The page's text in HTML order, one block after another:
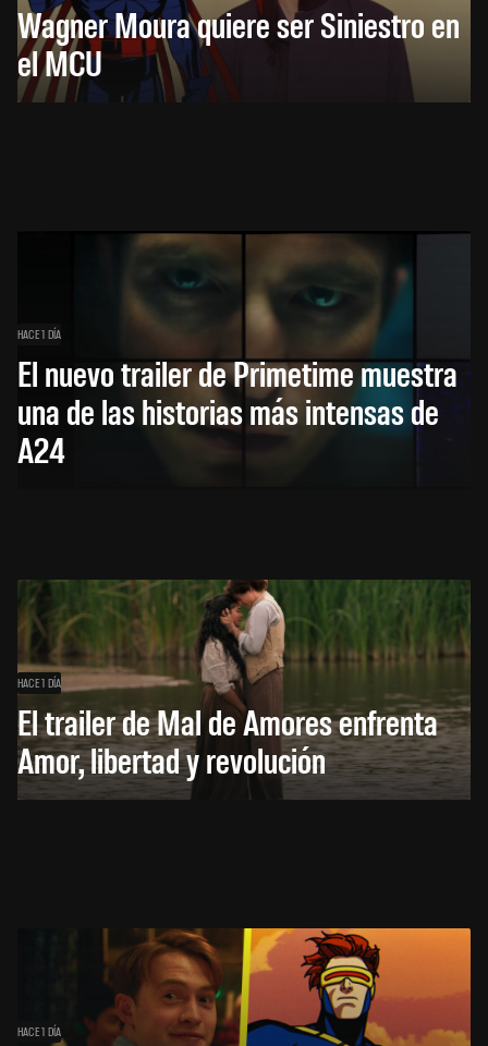
Wagner Moura quiere ser Siniestro en
el MCU
HACE 1 DÍA
El nuevo trailer de Primetime muestra
una de las historias más intensas de
A24
HACE 1 DÍA
El trailer de Mal de Amores enfrenta
Amor, libertad y revolución
HACE 1 DÍA